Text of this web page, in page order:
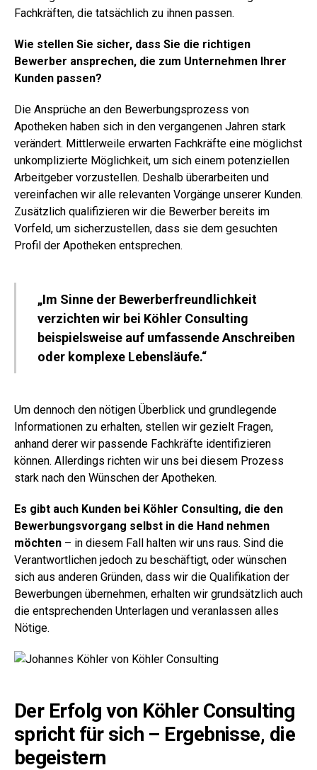
Fachkräften, die tatsächlich zu ihnen passen.
Wie stellen Sie sicher, dass Sie die richtigen
Bewerber ansprechen, die zum Unternehmen Ihrer
Kunden passen?
Die Ansprüche an den Bewerbungsprozess von
Apotheken haben sich in den vergangenen Jahren stark
verändert. Mittlerweile erwarten Fachkräfte eine möglichst
unkomplizierte Möglichkeit, um sich einem potenziellen
Arbeitgeber vorzustellen. Deshalb überarbeiten und
vereinfachen wir alle relevanten Vorgänge unserer Kunden.
Zusätzlich qualifizieren wir die Bewerber bereits im
Vorfeld, um sicherzustellen, dass sie dem gesuchten
Profil der Apotheken entsprechen.
„Im Sinne der Bewerberfreundlichkeit
verzichten wir bei Köhler Consulting
beispielsweise auf umfassende Anschreiben
oder komplexe Lebensläufe.“
Um dennoch den nötigen Überblick und grundlegende
Informationen zu erhalten, stellen wir gezielt Fragen,
anhand derer wir passende Fachkräfte identifizieren
können. Allerdings richten wir uns bei diesem Prozess
stark nach den Wünschen der Apotheken.
Es gibt auch Kunden bei Köhler Consulting, die den
Bewerbungsvorgang selbst in die Hand nehmen
möchten – in diesem Fall halten wir uns raus. Sind die
Verantwortlichen jedoch zu beschäftigt, oder wünschen
sich aus anderen Gründen, dass wir die Qualifikation der
Bewerbungen übernehmen, erhalten wir grundsätzlich auch
die entsprechenden Unterlagen und veranlassen alles
Nötige.
Der Erfolg von Köhler Consulting
spricht für sich – Ergebnisse, die
begeistern